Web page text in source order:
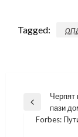
Tagged:
Previous
Post
Черпят
пази
Forbes: